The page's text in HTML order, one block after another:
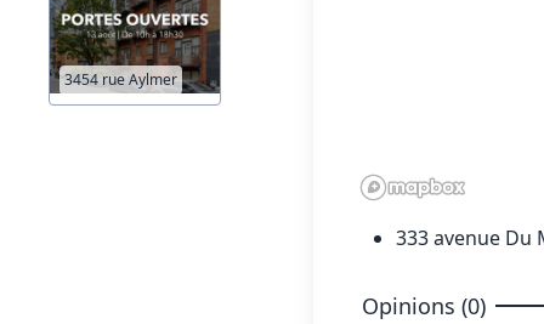
3454 rue Aylmer
333 avenue Du
Opinions (0)